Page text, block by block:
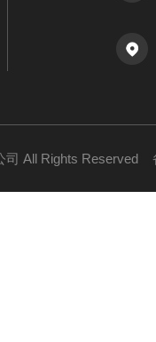
司 All Rights Reserved